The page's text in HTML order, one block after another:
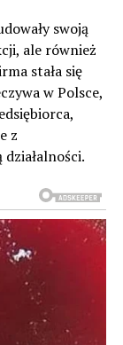
swoją
ale również
stała się
w Polsce,
z